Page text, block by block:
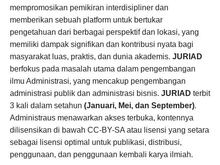
mempromosikan pemikiran interdisipliner dan
memberikan sebuah platform untuk bertukar
pengetahuan dari berbagai perspektif dan lokasi, yang
memiliki dampak signifikan dan kontribusi nyata bagi
masyarakat luas, praktis, dan dunia akademis. JURIAD
berfokus pada masalah utama dalam pengembangan
ilmu Administrasi, yang mencakup pengembangan
administrasi publik dan administrasi bisnis. JURIAD terbit
3 kali dalam setahun (Januari, Mei, dan September).
Administraus menawarkan akses terbuka, kontennya
dilisensikan di bawah CC-BY-SA atau lisensi yang setara
sebagai lisensi optimal untuk publikasi, distribusi,
penggunaan, dan penggunaan kembali karya ilmiah.